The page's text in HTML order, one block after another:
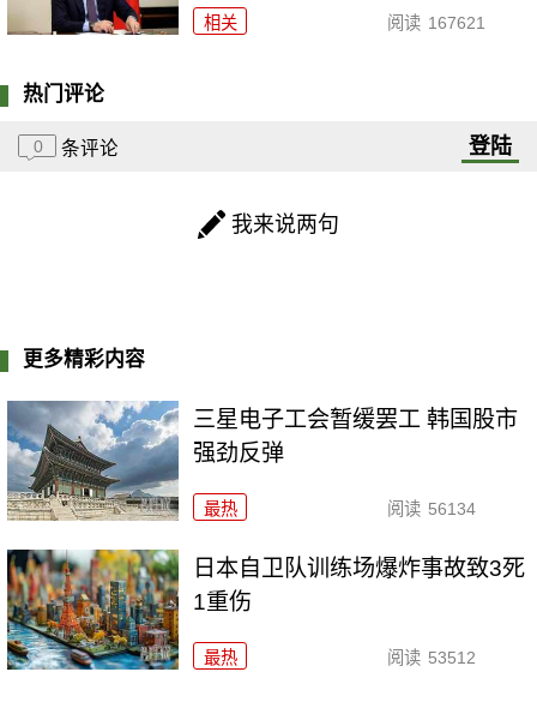
相关 阅读 167621
热门评论
0 条评论 登陆
我来说两句
更多精彩内容
三星电子工会暂缓罢工 韩国股市
强劲反弹
最热 阅读 56134
日本自卫队训练场爆炸事故致3死
1重伤
最热 阅读 53512